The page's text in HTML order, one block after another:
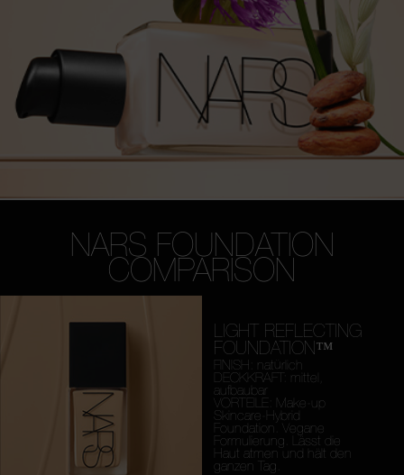
NARS FOUNDATION
COMPARISON
LIGHT REFLECTING
FOUNDATION™
FINISH: natürlich
DECKKRAFT: mittel,
aufbaubar
VORTEILE: Make-up
Skincare-Hybrid
Foundation. Vegane
Formulierung. Lässt die
Haut atmen und hält den
ganzen Tag.